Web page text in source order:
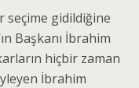
seçime gidildiğine
Başkanı İbrahim
hiçbir zaman
İbrahim